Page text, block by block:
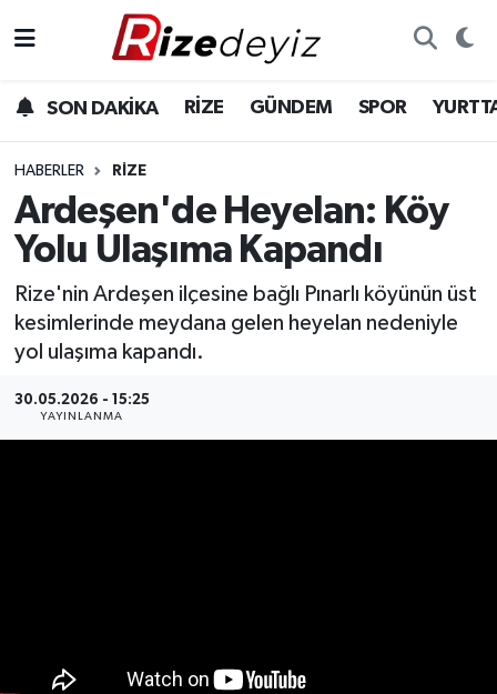
SON DAKİKA RİZE GÜNDEM SPOR
HABERLER RIZE
Ardeşen'de Heyelan: Köy
Yolu Ulaşıma Kapandı
Rize'nin Ardeşen ilçesine bağlı Pınarlı köyünün üst
kesimlerinde meydana gelen heyelan nedeniyle
yol ulaşıma kapandı.
30.05.2026 - 15:25
YAYINLANMA
Gündem
Yurttan Haberler
Ekonomi
Teknoloji
Sağlık
Rize Hava Durumu
Rize Trafik Yoğunluk Haritası
Süper Lig Puan Durumu ve Fikstür
Tüm Manşetler
Son Dakika Haberleri
Haber Arşivi